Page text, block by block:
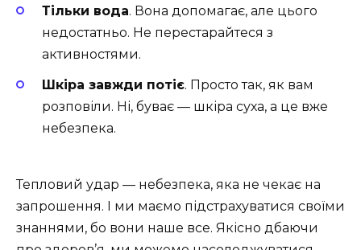
Тільки вода. Вона допомагає, але цього
недостатньо. Не перестарайтеся з
активностями.
Шкіра завжди потіє. Просто так, як вам
розповіли. Ні, буває — шкіра суха, а це вже
небезпека.
Тепловий удар — небезпека, яка не чекає на
запрошення. І ми маємо підстрахуватися своїми
знаннями, бо вони наше все. Якісно дбаючи